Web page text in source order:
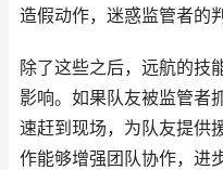
造假动作，迷惑监管者的
除了这些之后，远航的技
影响。如果队友被监管者
速赶到现场，为队友提供
作能够增强团队协作，进